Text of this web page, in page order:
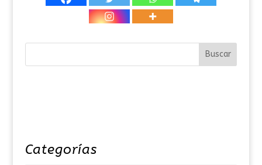
Categorías